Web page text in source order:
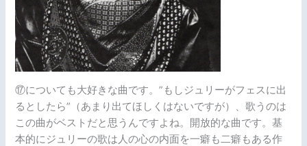
⑰についても大好きな曲です。”もしジュリーがフェスに出
るとしたら”（あまり出てほしくはないですが）、歌うのは
この曲がベストだと思うんですよね。開放的な曲です。基
本的にジュリーの歌は人の心の内面を一癖も二癖もある作